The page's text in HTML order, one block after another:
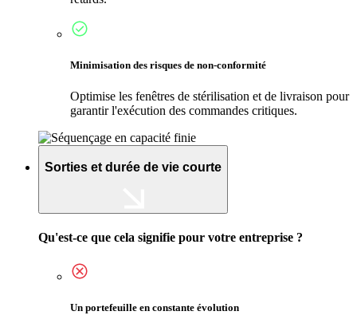
Minimisation des risques de non-conformité
Optimise les fenêtres de stérilisation et de livraison pour
garantir l'exécution des commandes critiques.
Sorties et durée de vie courte
Qu'est-ce que cela signifie pour votre entreprise ?
Un portefeuille en constante évolution